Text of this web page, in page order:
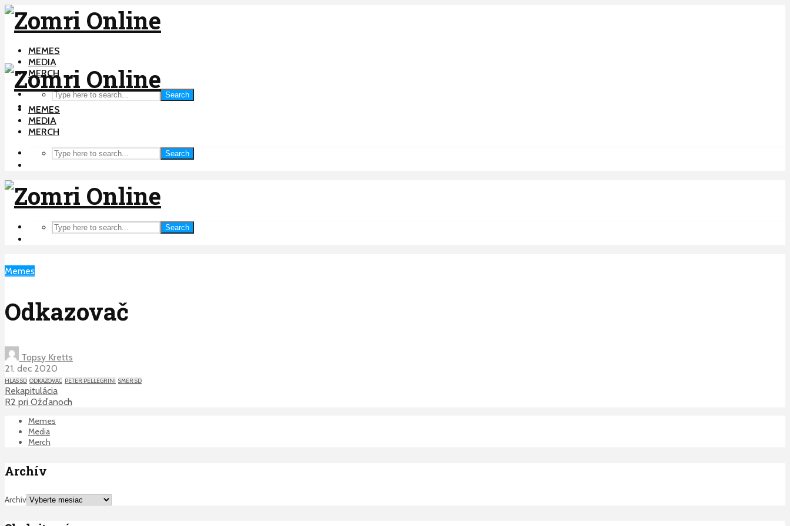
MEMES
MEDIA
MERCH
Search
MEMES
MEDIA
MERCH
Search
Search
Memes
Odkazovač
Topsy Kretts
21. dec 2020
HLAS SD ODKAZOVAC PETER PELLEGRINI SMER SD
Rekapitulácia
R2 pri Ožďanoch
Memes
Media
Merch
Archív
Archív